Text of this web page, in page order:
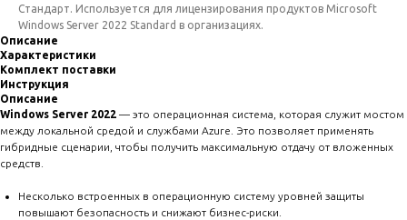
Стандарт. Используется для лицензирования продуктов Microsoft
Windows Server 2022 Standard в организациях.
Описание
Характеристики
Комплект поставки
Инструкция
Описание
Windows Server 2022 — это операционная система, которая служит мостом
между локальной средой и службами Azure. Это позволяет применять
гибридные сценарии, чтобы получить максимальную отдачу от вложенных
средств.
Несколько встроенных в операционную систему уровней защиты
повышают безопасность и снижают бизнес-риски.